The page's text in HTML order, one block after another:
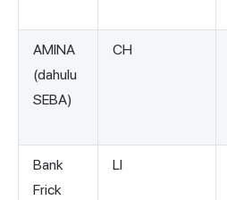
AMINA
(dahulu
SEBA)
CH
Bank
Frick
LI